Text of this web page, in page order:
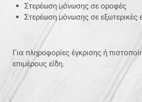
Στερέωση μόνωσης σε οροφές
Στερέωση μόνωσης σε εξωτερικές
Για πληροφορίες έγκρισης ή
επιμέρους είδη.